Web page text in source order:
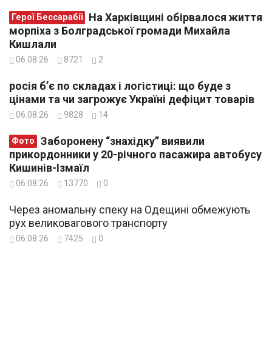
Герої Бессарабії
морпіха з Болградської громади Михайла
Кишлали
06.08.26 8721 2
росія б’є по складах і логістиці: що буде з
цінами та чи загрожує Україні дефіцит товарів
06.08.26 9828 14
Фото
прикордонники у 20-річного пасажира автобусу
Кишинів-Ізмаїл
06.08.26 13770 0
Через аномальну спеку на Одещині обмежують
рух великовагового транспорту
06.08.26 7425 0